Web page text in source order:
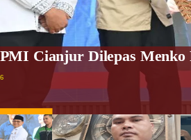
Konstitusi di Bumi
Lewat Kebijakan